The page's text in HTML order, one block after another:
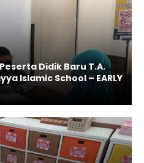
Didik Baru T.A.
Islamic School – EARLY